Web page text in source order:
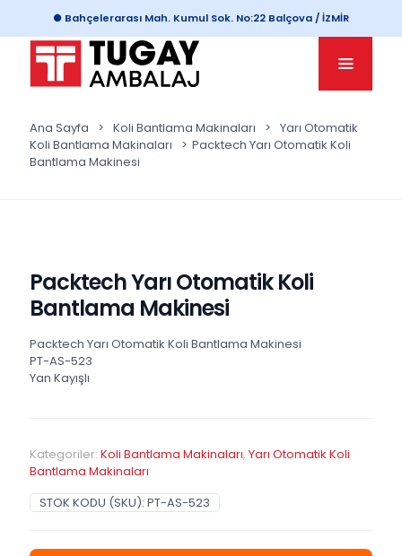
● Bahçelerarası Mah. Kumul Sok. No:22 Balçova / İZMİR
Ana Sayfa > Koli Bantlama Makinaları > Yarı Otomatik
Koli Bantlama Makinaları
> Packtech Yarı Otomatik Koli
Bantlama Makinesi
Packtech Yarı Otomatik Koli
Bantlama Makinesi
Packtech Yarı Otomatik Koli Bantlama Makinesi
PT-AS-523
Yan Kayışlı
Kategoriler: Koli Bantlama Makinaları, Yarı Otomatik Koli
Bantlama Makinaları
STOK KODU (SKU): PT-AS-523